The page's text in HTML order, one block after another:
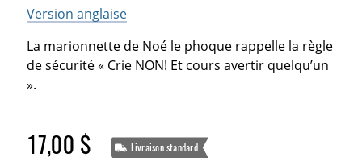
Version anglaise
La marionnette de Noé le phoque rappelle la règle
de sécurité « Crie NON! Et cours avertir quelqu’un
».
17,00 $ Livraison standard